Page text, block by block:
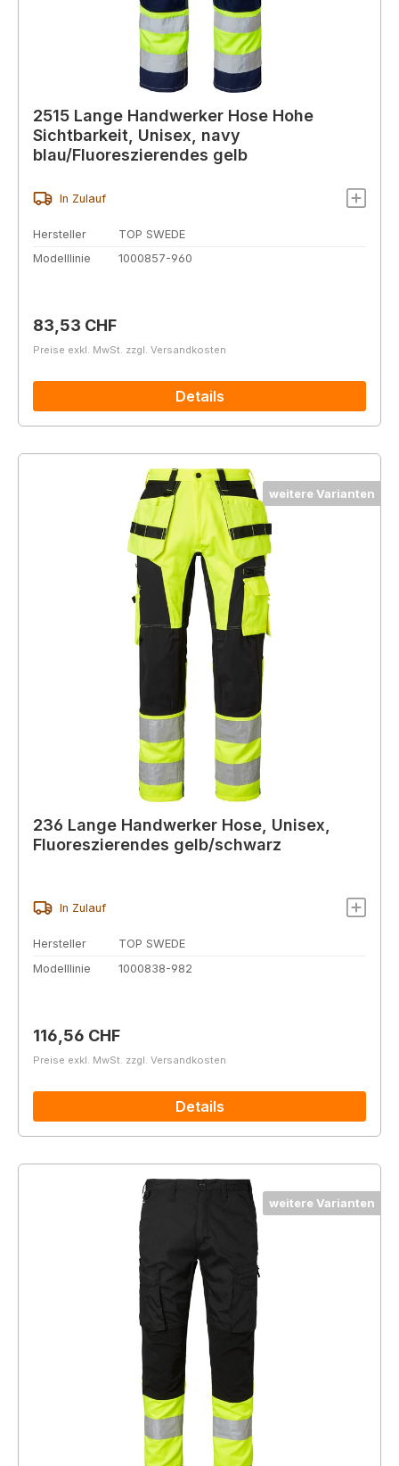
2515 Lange Handwerker Hose Hohe
Sichtbarkeit, Unisex, navy
blau/Fluoreszierendes gelb
In Zulauf
Hersteller
TOP SWEDE
Modelllinie
1000857-960
Regulärer Preis:
83,53 CHF
Preise exkl. MwSt. zzgl. Versandkosten
Details
weitere Varianten
236 Lange Handwerker Hose, Unisex,
Fluoreszierendes gelb/schwarz
In Zulauf
Hersteller
TOP SWEDE
Modelllinie
1000838-982
Regulärer Preis:
116,56 CHF
Preise exkl. MwSt. zzgl. Versandkosten
Details
weitere Varianten